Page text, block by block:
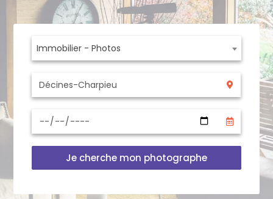
Immobilier - Photos
Je cherche mon photographe